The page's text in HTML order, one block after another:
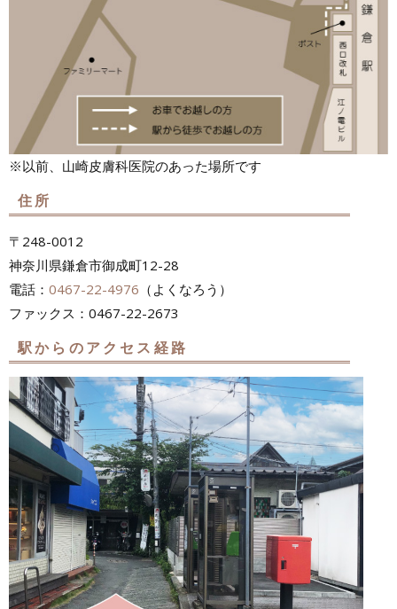
※以前、山崎皮膚科医院のあった場所です
住所
〒248-0012
神奈川県鎌倉市御成町12-28
電話： 0467-22-4976 （よくなろう）
ファックス：0467-22-2673
駅からのアクセス経路